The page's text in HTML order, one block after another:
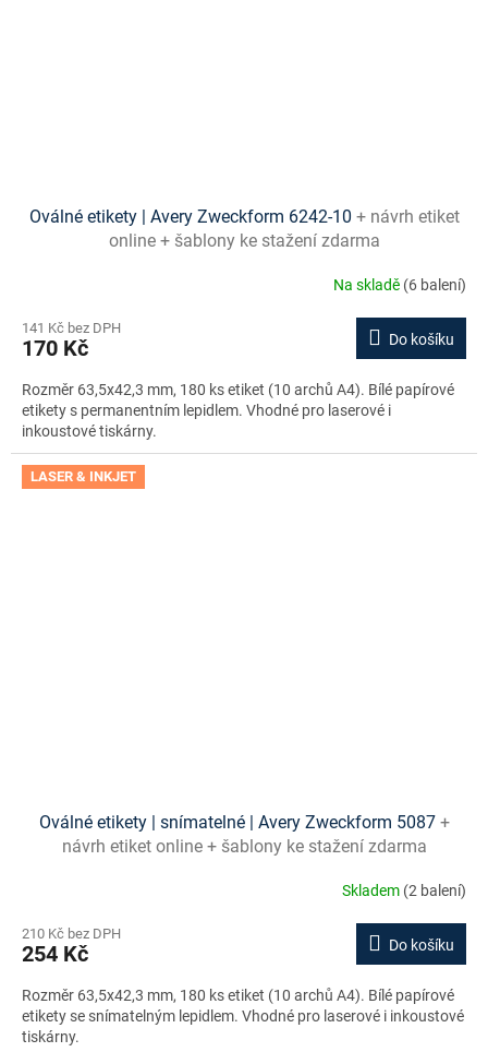
Oválné etikety | Avery Zweckform 6242-10 + návrh etiket
online + šablony ke stažení zdarma
Na skladě (6 balení)
141 Kč bez DPH
170 Kč Do košíku
Rozměr 63,5x42,3 mm, 180 ks etiket (10 archů A4). Bílé papírové
etikety s permanentním lepidlem. Vhodné pro laserové i
inkoustové tiskárny.
LASER & INKJET
Oválné etikety | snímatelné | Avery Zweckform 5087 +
návrh etiket online + šablony ke stažení zdarma
Skladem (2 balení)
210 Kč bez DPH
254 Kč Do košíku
Rozměr 63,5x42,3 mm, 180 ks etiket (10 archů A4). Bílé papírové
etikety se snímatelným lepidlem. Vhodné pro laserové i inkoustové
tiskárny.